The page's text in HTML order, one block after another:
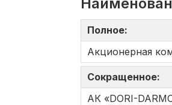
Полное:
Акционерная
Сокращенное:
АК «DORI-